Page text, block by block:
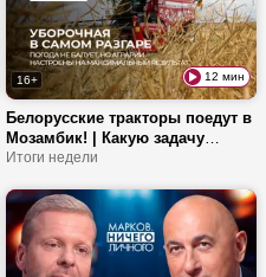
16+ 12 мин
Белорусские тракторы поедут в
Мозамбик! | Какую задачу
поставил Лукашенко аграриям?
Итоги недели